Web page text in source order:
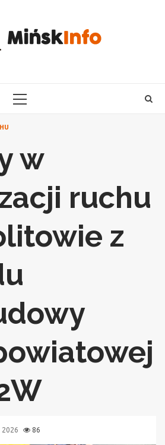
PRIMARY
w
ruchu
z
2026 86